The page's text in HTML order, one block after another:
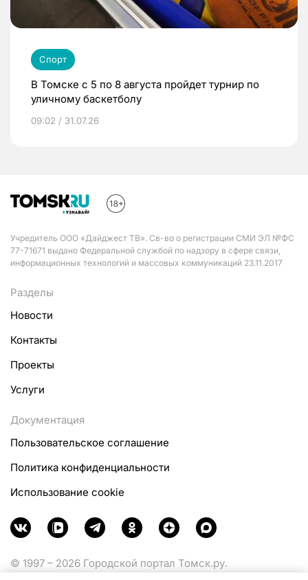
Спорт
В Томске с 5 по 8 августа пройдет турнир по
уличному баскетболу
09:02 / 31.07.26
Учредитель ООО «Дайджест ТВ». Св-во о регистрации СМИ ЭЛ №ФС
77-71671 выдано Федеральной службой по надзору в сфере связи,
информационных технологий и массовых коммуникаций 23.11.2017
Разделы
Новости
Контакты
Проекты
Услуги
Документация
Пользовательское соглашение
Политика конфиденциальности
Использование cookie
© 1997 – 2026 Городской портал Томск.ру.